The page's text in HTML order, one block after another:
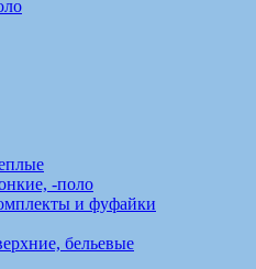
-поло
и фуфайки
бельевые